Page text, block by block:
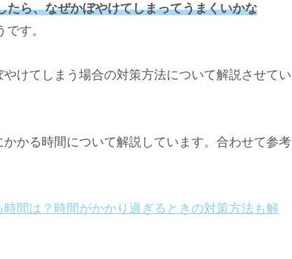
ら、なぜかぼやけてしまってうまくいかな
す。
けてしまう場合の対策方法について解説させてい
かる時間について解説しています。合わせて参考
時間は？時間がかかり過ぎるときの対策方法も解